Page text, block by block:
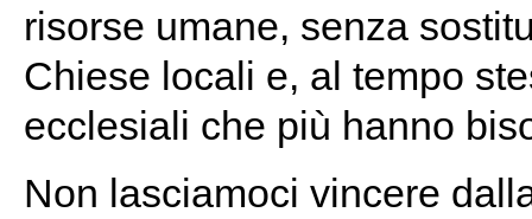
risorse umane, senza
Chiese locali e, al tempo
ecclesiali che più hanno
Non lasciamoci vincere